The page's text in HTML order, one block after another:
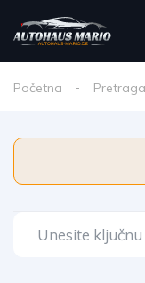
Početna Pretraga